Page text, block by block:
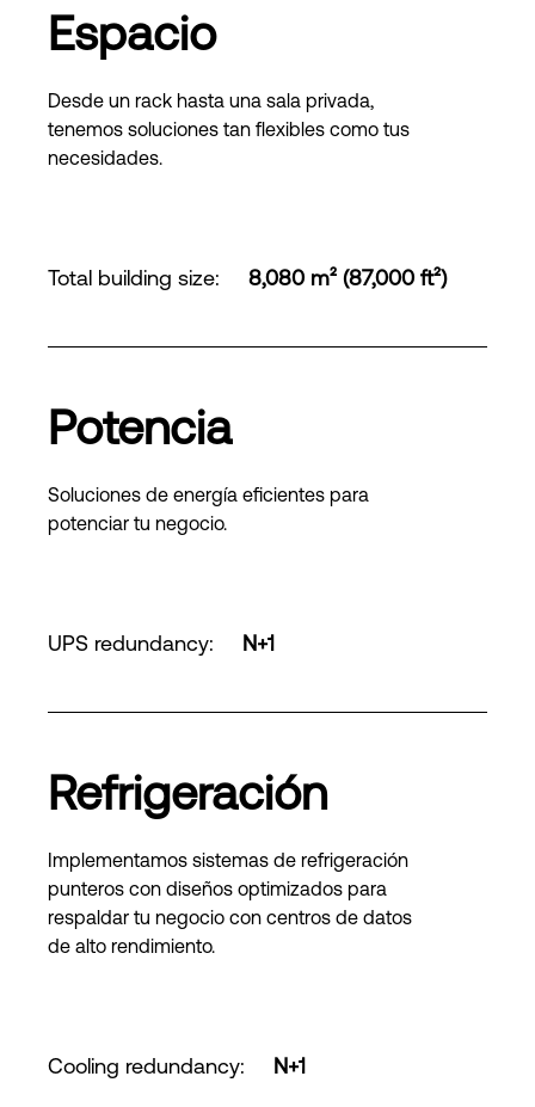
Espacio
Desde un rack hasta una sala privada,
tenemos soluciones tan flexibles como tus
necesidades.
Total building size: 8,080 m² (87,000 ft²)
Potencia
Soluciones de energía eficientes para
potenciar tu negocio.
UPS redundancy: N+1
Refrigeración
Implementamos sistemas de refrigeración
punteros con diseños optimizados para
respaldar tu negocio con centros de datos
de alto rendimiento.
Cooling redundancy: N+1